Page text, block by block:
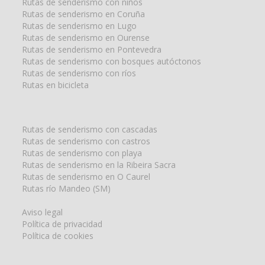
Rutas de senderismo con niños
Rutas de senderismo en Coruña
Rutas de senderismo en Lugo
Rutas de senderismo en Ourense
Rutas de senderismo en Pontevedra
Rutas de senderismo con bosques autóctonos
Rutas de senderismo con ríos
Rutas en bicicleta
Rutas de senderismo con cascadas
Rutas de senderismo con castros
Rutas de senderismo con playa
Rutas de senderismo en la Ribeira Sacra
Rutas de senderismo en O Caurel
Rutas río Mandeo (SM)
Aviso legal
Política de privacidad
Política de cookies